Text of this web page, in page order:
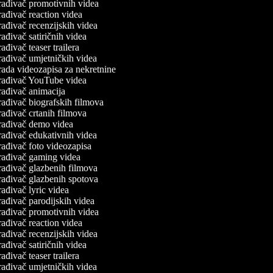
promotivnih videa
reaction videa
recenzijskih videa
satiričnih videa
teaser trailera
umjetničkih videa
videozapisa za nekretnine
YouTube videa
animacija
biografskih filmova
crtanih filmova
demo videa
edukativnih videa
foto videozapisa
gaming videa
glazbenih filmova
glazbenih spotova
lyric videa
parodijskih videa
promotivnih videa
reaction videa
recenzijskih videa
satiričnih videa
teaser trailera
umjetničkih videa